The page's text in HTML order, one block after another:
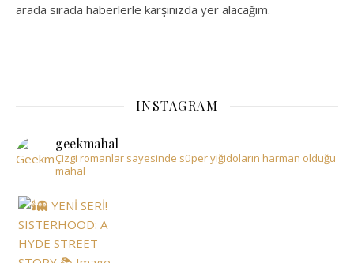
arada sırada haberlerle karşınızda yer alacağım.
INSTAGRAM
geekmahal
Çizgi romanlar sayesinde süper yiğidoların harman olduğu
mahal